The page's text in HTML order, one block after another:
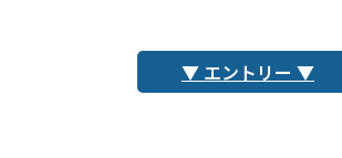
▼ エントリー ▼